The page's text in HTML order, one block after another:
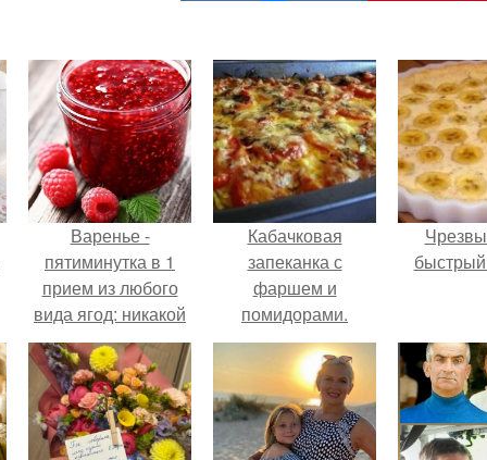
Варенье -
пятиминутка в 1
прием из любого
вида ягод: никакой
длительной варки,
все витамины на
месте!
Кабачковая
запеканка с
фаршем и
помидорами.